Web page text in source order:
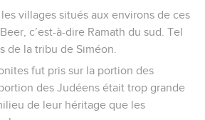
villages situés aux environs de ces
c’est-à-dire Ramath du sud. Tel
de la tribu de Siméon.
fut pris sur la portion des
des Judéens était trop grande
de leur héritage que les